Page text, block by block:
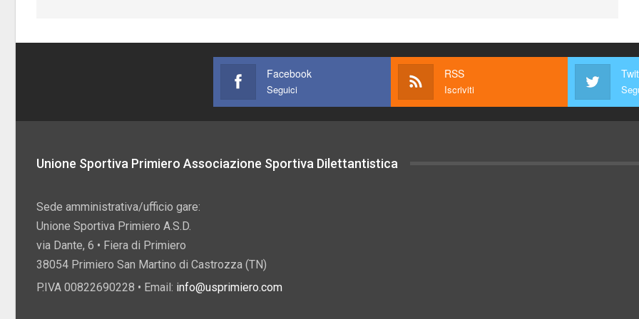
Facebook
Seguici
RSS
Iscriviti
Unione Sportiva Primiero Associazione Sportiva Dilettantistica
Sede amministrativa/ufficio gare:
Unione Sportiva Primiero A.S.D.
via Dante, 6 • Fiera di Primiero
38054 Primiero San Martino di Castrozza (TN)
P.IVA 00822690228 • Email: info@usprimiero.com